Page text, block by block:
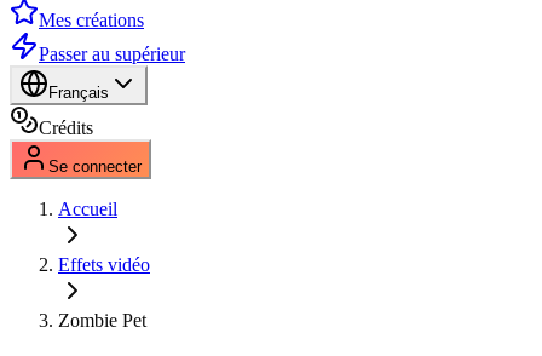
Mes créations
Passer au supérieur
Français
Crédits
Se connecter
Accueil
Effets vidéo
Zombie Pet